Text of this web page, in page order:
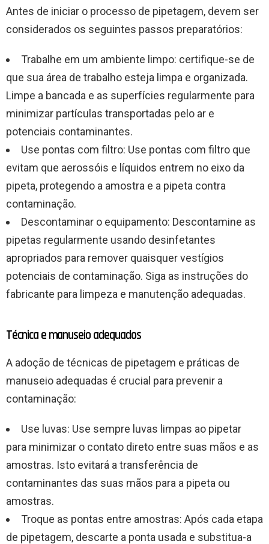
Antes de iniciar o processo de pipetagem, devem ser
considerados os seguintes passos preparatórios:
Trabalhe em um ambiente limpo: certifique-se de
que sua área de trabalho esteja limpa e organizada.
Limpe a bancada e as superfícies regularmente para
minimizar partículas transportadas pelo ar e
potenciais contaminantes.
Use pontas com filtro: Use pontas com filtro que
evitam que aerossóis e líquidos entrem no eixo da
pipeta, protegendo a amostra e a pipeta contra
contaminação.
Descontaminar o equipamento: Descontamine as
pipetas regularmente usando desinfetantes
apropriados para remover quaisquer vestígios
potenciais de contaminação. Siga as instruções do
fabricante para limpeza e manutenção adequadas.
Técnica e manuseio adequados
A adoção de técnicas de pipetagem e práticas de
manuseio adequadas é crucial para prevenir a
contaminação:
Use luvas: Use sempre luvas limpas ao pipetar
para minimizar o contato direto entre suas mãos e as
amostras. Isto evitará a transferência de
contaminantes das suas mãos para a pipeta ou
amostras.
Troque as pontas entre amostras: Após cada etapa
de pipetagem, descarte a ponta usada e substitua-a